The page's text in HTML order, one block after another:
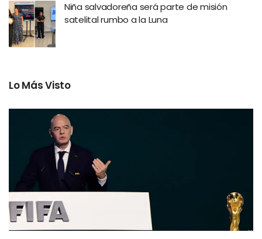
Niña salvadoreña será parte de misión
satelital rumbo a la Luna
Lo Más Visto